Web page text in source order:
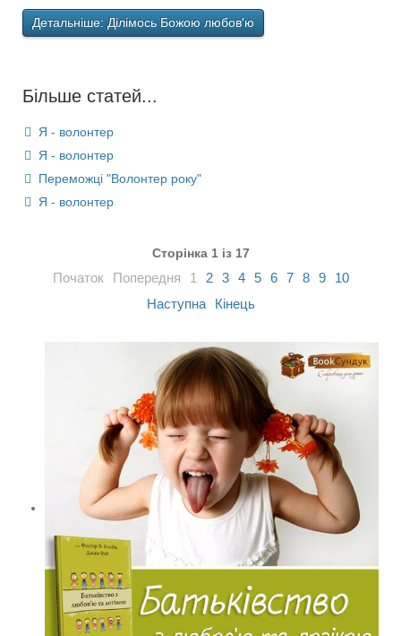
Детальніше: Ділімось Божою любов'ю
Більше статей...
Я - волонтер
Я - волонтер
Переможці "Волонтер року"
Я - волонтер
Сторінка 1 із 17
Початок Попередня 1 2 3 4 5 6 7 8 9
10
Наступна
Кінець